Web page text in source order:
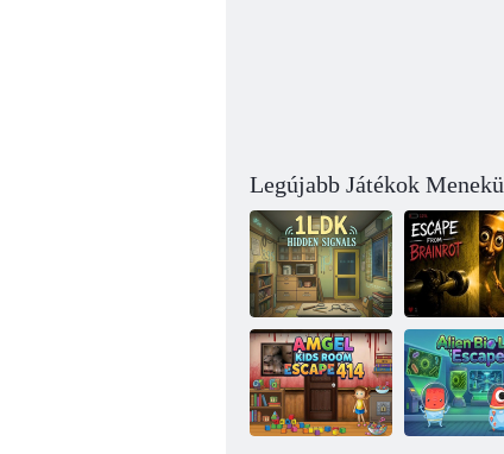
Legújabb Játékok
1LDK rejtett
Menekülés
Brainrot